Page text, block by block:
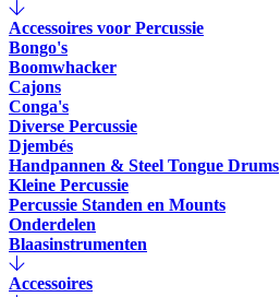
Accessoires voor Percussie
Bongo's
Boomwhacker
Cajons
Conga's
Diverse Percussie
Djembés
Handpannen & Steel Tongue Drums
Kleine Percussie
Percussie Standen en Mounts
Onderdelen
Blaasinstrumenten
Accessoires